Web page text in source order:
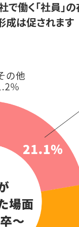
で働く「社員」
成は促されます